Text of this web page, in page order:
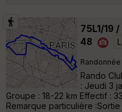
75L1/19
48
Rando
: Jeudi 3
Groupe : 18-22 km Effectif :
Remarque particulière